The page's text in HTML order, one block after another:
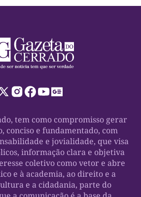
tem como compromisso gerar
conciso e fundamentado, com
e jovialidade, que visa
informação clara e objetiva
coletivo como vetor e abre
e à academia, ao direito e a
e a cidadania, parte do